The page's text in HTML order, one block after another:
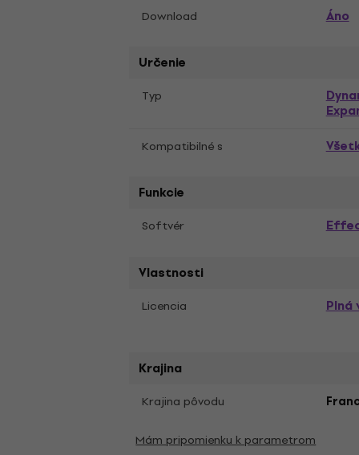
Download Áno
Určenie
Typ
Kompatibilné s
Funkcie
Softvér
Vlastnosti
Licencia Plná
Krajina
Krajina pôvodu
Mám pripomienku k parametrom